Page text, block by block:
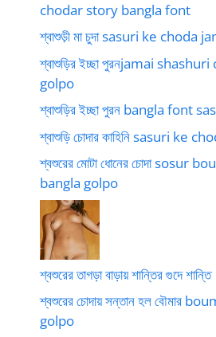
chodar story bangla font
শ্বাশুড়ী মা চুদা sasuri ke choda
শ্বাশুড়ির ইচ্ছা পুরনjamai
golpo
শ্বাশুড়ির ইচ্ছা পুরন bangla font
শ্বাশুড়ি চোদার কাহিনি sasuri ke
শ্বশুরের মোটা ধোনের চোদা sosur
bangla golpo
শ্বশুরের তাগড়া বাড়ায় শান্তির গুদে শান্তি
শ্বশুরের চোদায় সন্তান হল বৌমার
golpo